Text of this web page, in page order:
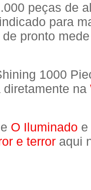
peças de
para
pronto
1000
na
O Iluminado e
e terror aqui